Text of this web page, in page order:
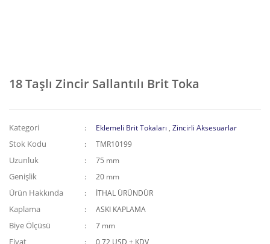
18 Taşlı Zincir Sallantılı Brit Toka
Kategori Eklemeli Brit Tokaları ,Zincirli Aksesuarlar
Stok Kodu TMR10199
Uzunluk 75 mm
Genişlik 20 mm
Ürün Hakkında İTHAL ÜRÜNDÜR
Kaplama ASKI KAPLAMA
Biye Ölçüsü 7 mm
Fiyat 0,72 USD + KDV